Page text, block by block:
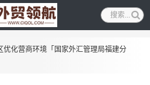
优化营商环境「国家外汇管理局福建分